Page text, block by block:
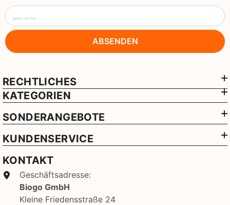
geben sie ihre
ABSENDEN
RECHTLICHES
KATEGORIEN
SONDERANGEBOTE
KUNDENSERVICE
KONTAKT
Geschäftsadresse:
Biogo GmbH
Kleine Friedensstraße 24